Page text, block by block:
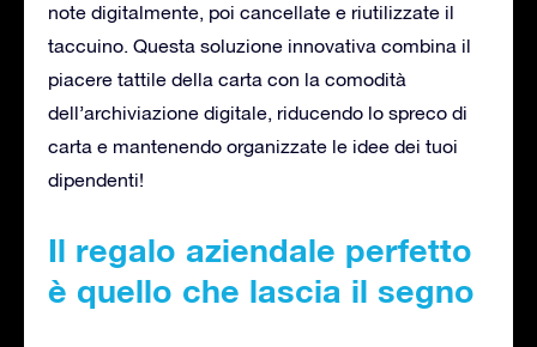
note digitalmente, poi cancellate e riutilizzate il
taccuino. Questa soluzione innovativa combina il
piacere tattile della carta con la comodità
dell’archiviazione digitale, riducendo lo spreco di
carta e mantenendo organizzate le idee dei tuoi
dipendenti!
Il regalo aziendale perfetto
è quello che lascia il segno